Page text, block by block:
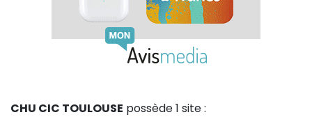
CHU CIC TOULOUSE possède 1 site :